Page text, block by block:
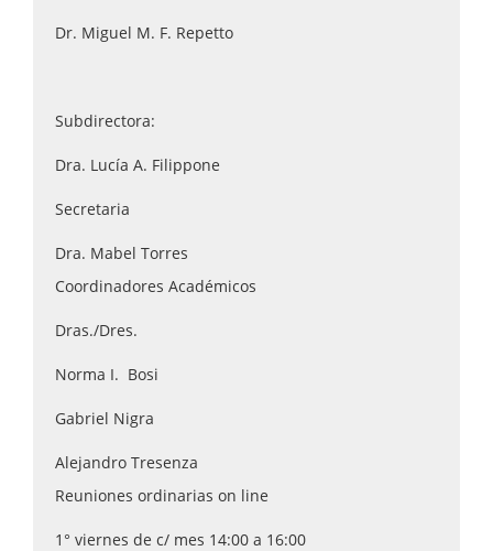
Dr. Miguel M. F. Repetto
Subdirectora:
Dra. Lucía A. Filippone
Secretaria
Dra. Mabel Torres
Coordinadores Académicos
Dras./Dres.
Norma I. Bosi
Gabriel Nigra
Alejandro Tresenza
Reuniones ordinarias on line
1° viernes de c/ mes 14:00 a 16:00